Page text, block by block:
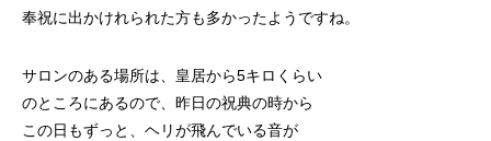
奉祝に出かけれられた方も多かったようですね。
サロンのある場所は、皇居から5キロくらい
のところにあるので、昨日の祝典の時から
この日もずっと、ヘリが飛んでいる音が